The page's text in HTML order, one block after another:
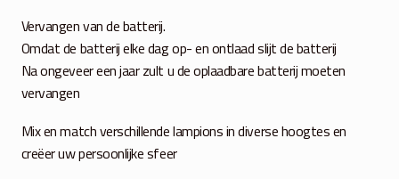
Vervangen van de batterij.
Omdat de batterij elke dag op- en ontlaad slijt de batterij
Na ongeveer een jaar zult u de oplaadbare batterij moeten
vervangen
Mix en match verschillende lampions in diverse hoogtes en
creëer uw persoonlijke sfeer